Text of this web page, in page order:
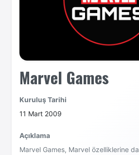
Marvel Games
Kuruluş Tarihi
11 Mart 2009
Açıklama
Marvel Games, Marvel özelliklerine